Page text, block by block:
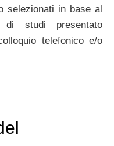
selezionati in base al
di studi presentato
telefonico e/o